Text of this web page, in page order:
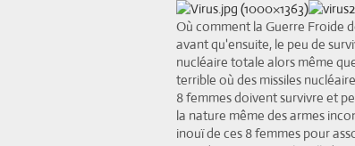
Où comment la Guerre Froide
avant qu'ensuite, le peu de
nucléaire totale alors même
terrible où des missiles
8 femmes doivent survivre et
la nature même des armes
inouï de ces 8 femmes pour